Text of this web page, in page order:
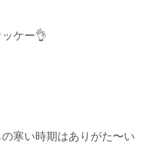
ッケー👌
寒い時期はありがた〜い